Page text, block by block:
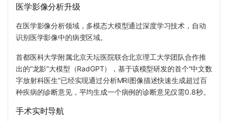
医学影像分析升级
在医学影像分析领域，多模态大模型通过深度学习技术，自动
识别医学影像中的病变区域。
首都医科大学附属北京天坛医院联合北京理工大学团队合作推
出的“龙影”大模型（RadGPT），基于该模型研发的首个“中文数
字放射科医生”已经实现通过分析MRI图像描述快速生成超过百
种疾病的诊断意见，平均生成一个病例的诊断意见仅需0.8秒。
手术实时导航